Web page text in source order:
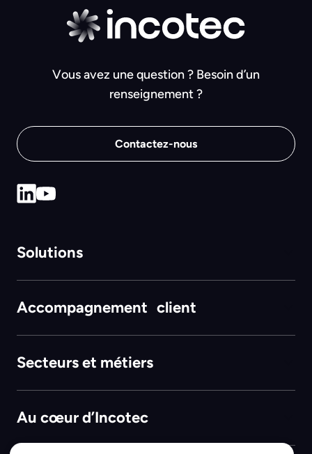
Vous avez une question ? Besoin d’un
renseignement ?
Contactez-nous
Solutions
Accompagnement client
Secteurs et métiers
Au cœur d’Incotec